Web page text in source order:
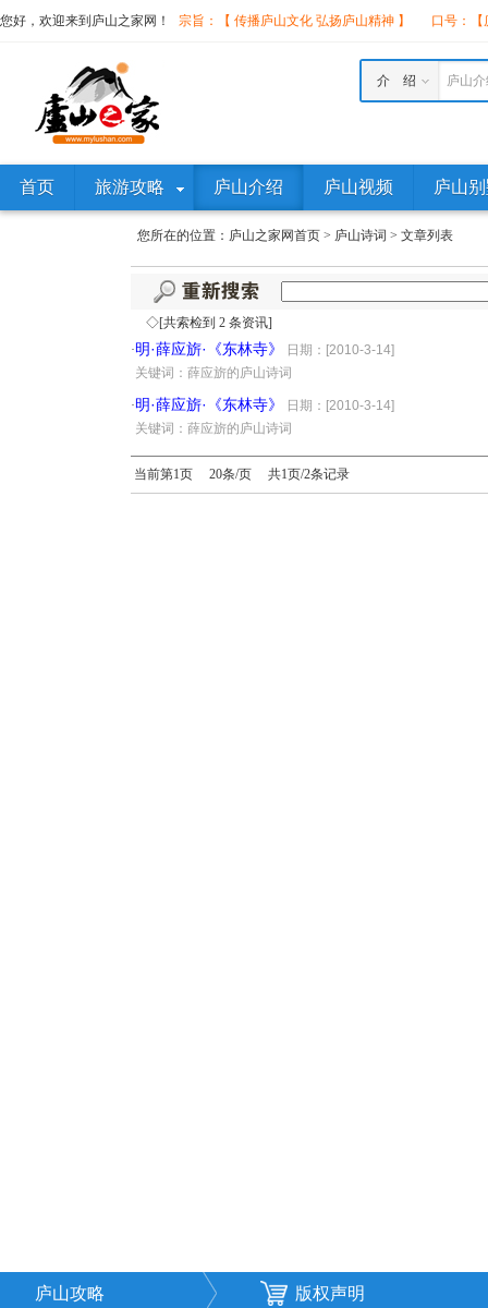
您好，欢迎来到庐山之家网！ 宗旨：【 传播庐山文化 弘扬庐山精神 】 口号：
庐山
介 绍
首页 旅游攻略 庐山介绍 庐山视频 庐山
您所在的位置： 庐山之家网首页 > 庐山诗词 > 文章列表
◇[共索检到 2 条资讯]
·明·薛应旂·《东林寺》
日期：[2010-3-14]
关键词：薛应旂的庐山诗词
·明·薛应旂·《东林寺》
日期：[2010-3-14]
关键词：薛应旂的庐山诗词
当前第1页 20条/页 共1页/2条记录
庐山攻略 版权声明